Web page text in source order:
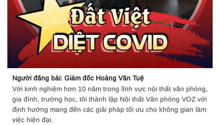
Người đăng bài: Giám đốc Hoàng Văn Tuệ
Với kinh nghiệm hơn 10 năm trong lĩnh vực nội thất văn phòng,
gia đình, trường học, tôi thành lập Nội thất Văn phòng VOZ với
định hướng mang đến các giải pháp tối ưu cho không gian làm
việc hiện đại.